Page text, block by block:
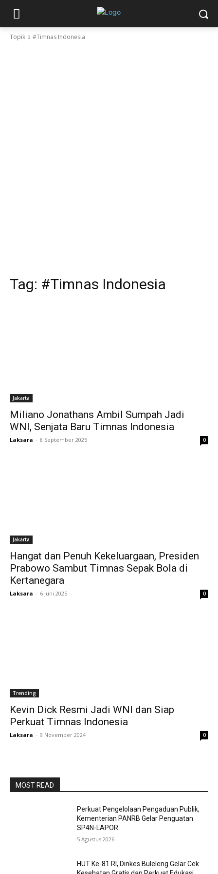
Topik #Timnas Indonesia
Tag: #Timnas Indonesia
Jakarta
Miliano Jonathans Ambil Sumpah Jadi
WNI, Senjata Baru Timnas Indonesia
Laksara - 8 September 2025 0
Jakarta
Hangat dan Penuh Kekeluargaan, Presiden
Prabowo Sambut Timnas Sepak Bola di
Kertanegara
Laksara - 6 Juni 2025 0
Trending
Kevin Dick Resmi Jadi WNI dan Siap
Perkuat Timnas Indonesia
Laksara - 9 November 2024 0
MOST READ
Perkuat Pengelolaan Pengaduan Publik,
Kementerian PANRB Gelar Penguatan
SP4N-LAPOR
5 Agustus 2026
HUT Ke-81 RI, Dinkes Buleleng Gelar Cek